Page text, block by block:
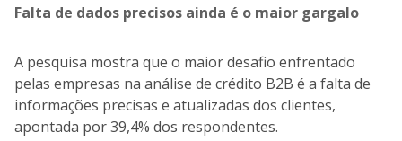
Falta de dados precisos ainda é o maior gargalo
A pesquisa mostra que o maior desafio enfrentado
pelas empresas na análise de crédito B2B é a falta de
informações precisas e atualizadas dos clientes,
apontada por 39,4% dos respondentes.